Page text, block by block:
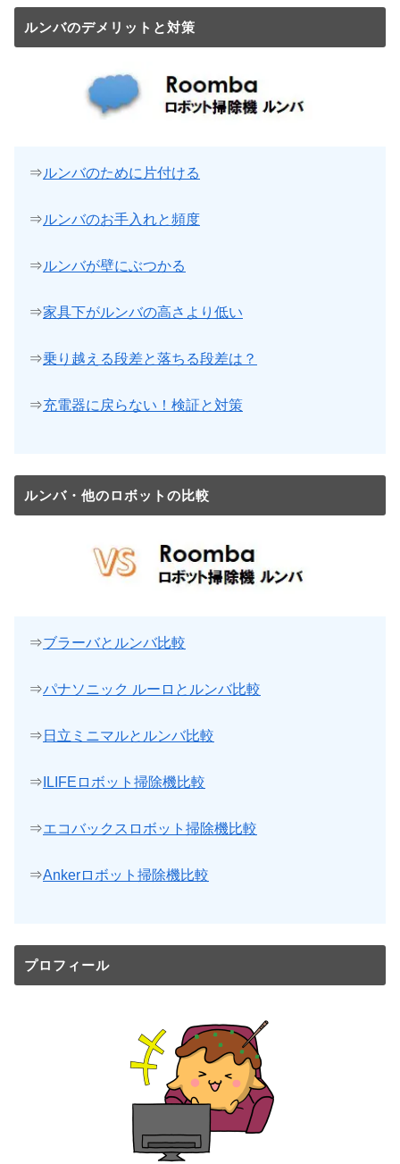
ルンバのデメリットと対策
⇒ルンバのために片付ける
⇒ルンバのお手入れと頻度
⇒ルンバが壁にぶつかる
⇒家具下がルンバの高さより低い
⇒乗り越える段差と落ちる段差は？
⇒充電器に戻らない！検証と対策
ルンバ・他のロボットの比較
⇒ブラーバとルンバ比較
⇒パナソニック ルーロとルンバ比較
⇒ 日立ミニマルとルンバ比較
⇒ ILIFEロボット掃除機比較
⇒エコバックスロボット掃除機比較
⇒Ankerロボット掃除機比較
プロフィール